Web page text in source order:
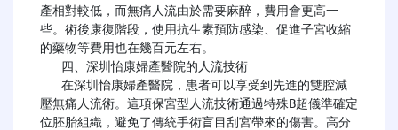
產相對較低，而無痛人流由於需要麻醉，費用會更高一
些。術後康復階段，使用抗生素預防感染、促進子宮收縮
的藥物等費用也在幾百元左右。
壓無痛人流術。這項保宮型人流技術通過特殊B超儀準確定
位胚胎組織，避免了傳統手術盲目刮宮帶來的傷害。高分